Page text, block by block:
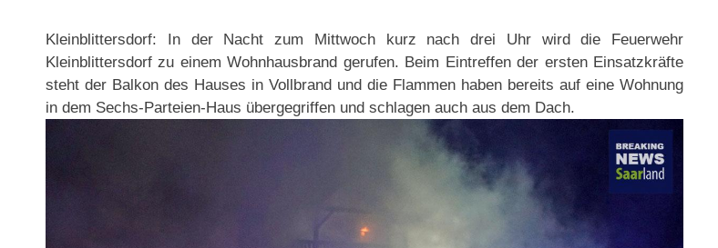
Kleinblittersdorf: In der Nacht zum Mittwoch kurz nach drei Uhr wird die Feuerwehr
Kleinblittersdorf zu einem Wohnhausbrand gerufen. Beim Eintreffen der ersten Einsatzkräfte
steht der Balkon des Hauses in Vollbrand und die Flammen haben bereits auf eine Wohnung
in dem Sechs-Parteien-Haus übergegriffen und schlagen auch aus dem Dach.